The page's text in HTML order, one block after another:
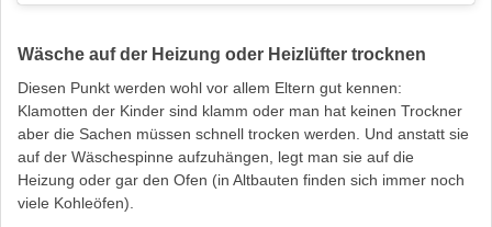
Wäsche auf der Heizung oder Heizlüfter trocknen
Diesen Punkt werden wohl vor allem Eltern gut kennen:
Klamotten der Kinder sind klamm oder man hat keinen Trockner
aber die Sachen müssen schnell trocken werden. Und anstatt sie
auf der Wäschespinne aufzuhängen, legt man sie auf die
Heizung oder gar den Ofen (in Altbauten finden sich immer noch
viele Kohleöfen).